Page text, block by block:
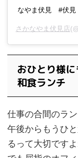
なやま伏見 #伏
さかなやま伏見店
おひとり様
和食ランチ
仕事の合間のラ
午後からもうひ
るって大切です